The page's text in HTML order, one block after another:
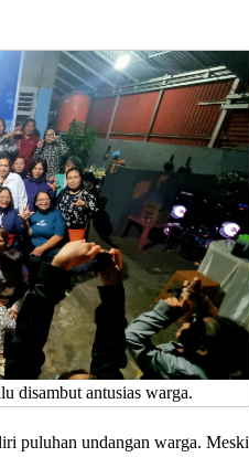
disambut antusias warga.
puluhan undangan warga. Meski